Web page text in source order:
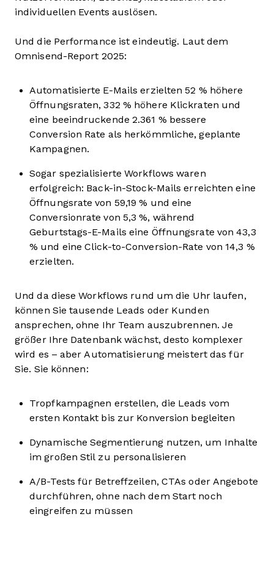
individuellen Events auslösen.
Und die Performance ist eindeutig. Laut dem
Omnisend-Report 2025:
Automatisierte E-Mails erzielten 52 % höhere
Öffnungsraten, 332 % höhere Klickraten und
eine beeindruckende 2.361 % bessere
Conversion Rate als herkömmliche, geplante
Kampagnen.
Sogar spezialisierte Workflows waren
erfolgreich: Back-in-Stock-Mails erreichten eine
Öffnungsrate von 59,19 % und eine
Conversionrate von 5,3 %, während
Geburtstags-E-Mails eine Öffnungsrate von 43,3
% und eine Click-to-Conversion-Rate von 14,3 %
erzielten.
Und da diese Workflows rund um die Uhr laufen,
können Sie tausende Leads oder Kunden
ansprechen, ohne Ihr Team auszubrennen. Je
größer Ihre Datenbank wächst, desto komplexer
wird es – aber Automatisierung meistert das für
Sie. Sie können:
Tropfkampagnen erstellen, die Leads vom
ersten Kontakt bis zur Konversion begleiten
Dynamische Segmentierung nutzen, um Inhalte
im großen Stil zu personalisieren
A/B-Tests für Betreffzeilen, CTAs oder Angebote
durchführen, ohne nach dem Start noch
eingreifen zu müssen